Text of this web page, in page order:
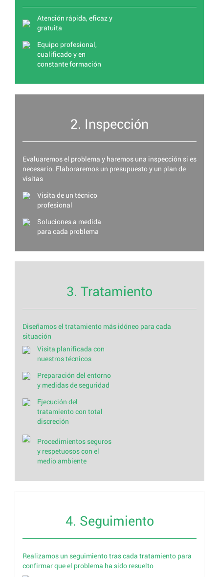
Atención rápida, eficaz y
gratuita
Equipo profesional,
cualificado y en
constante formación
2. Inspección
Evaluaremos el problema y haremos una inspección si es
necesario. Elaboraremos un presupuesto y un plan de
visitas
Visita de un técnico
profesional
Soluciones a medida
para cada problema
3. Tratamiento
Diseñamos el tratamiento más idóneo para cada
situación
Visita planificada con
nuestros técnicos
Preparación del entorno
y medidas de seguridad
Ejecución del
tratamiento con total
discreción
Procedimientos seguros
y respetuosos con el
medio ambiente
4. Seguimiento
Realizamos un seguimiento tras cada tratamiento para
confirmar que el problema ha sido resuelto